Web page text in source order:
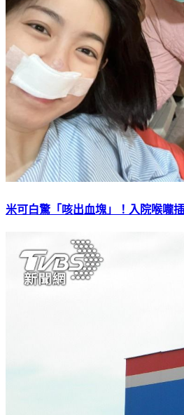
米可白驚「咳出血塊」！入院喉嚨